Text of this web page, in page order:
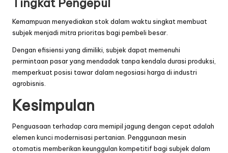
Tingkat Pengepul
Kemampuan menyediakan stok dalam waktu singkat membuat
subjek menjadi mitra prioritas bagi pembeli besar.
Dengan efisiensi yang dimiliki, subjek dapat memenuhi
permintaan pasar yang mendadak tanpa kendala durasi produksi,
memperkuat posisi tawar dalam negosiasi harga di industri
agrobisnis.
Kesimpulan
Penguasaan terhadap cara memipil jagung dengan cepat adalah
elemen kunci modernisasi pertanian. Penggunaan mesin
otomatis memberikan keunggulan kompetitif bagi subjek dalam